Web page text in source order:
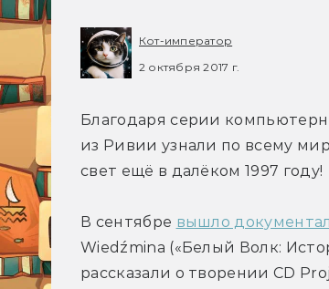
Кот-император
2 октября 2017 г.
Благодаря серии
из Ривии узнали по всему
свет ещё в далёком 1997 году!
В сентябре вышло
Wiedźmina («Белый Волк:
рассказали о творении CD